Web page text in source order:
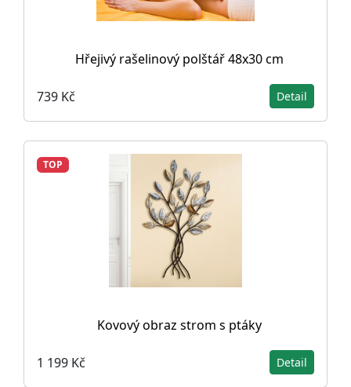
Hřejivý rašelinový polštář 48x30 cm
739 Kč Detail
TOP
Kovový obraz strom s ptáky
1 199 Kč Detail